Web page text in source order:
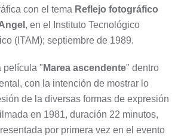
con el tema Reflejo fotográfico
, en el Instituto Tecnológico
(ITAM); septiembre de 1989.
película " Marea ascendente" dentro
con la intención de mostrar lo
de la diversas formas de expresión
en 1981, duración 22 minutos,
por primera vez en el evento